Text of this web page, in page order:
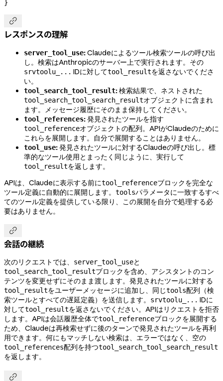
}

レスポンスの理解
server_tool_use:Claudeによるツール検索ツールの呼び出
し。検索はAnthropicのサーバー上で実行されます。その
srvtoolu_... IDに対してtool_resultを返さないでくださ
い。
tool_search_tool_result:検索結果で、ネストされた
tool_search_tool_search_resultオブジェクトに含まれ
ます。メッセージ履歴にそのまま保持してください。
tool_references:発見されたツールを指す
tool_referenceオブジェクトの配列。APIがClaudeのために
これらを展開します。自分で展開することはありません。
tool_use:発見されたツールに対するClaudeの呼び出し。標
準的なツール使用とまったく同じように、実行して
tool_resultを返します。
APIは、Claudeに表示する前にtool_referenceブロックを完全な
ツール定義に自動的に展開します。 toolsパラメータに一致するすべ
てのツール定義を提供している限り、この展開を自分で処理する必
要はありません。

会話の継続
次のリクエストでは、 server_tool_useと
tool_search_tool_resultブロックを含め、アシスタントのコン
テンツを変更せずにそのまま渡します。発見されたツールに対する
tool_resultをユーザーメッセージに追加し、同じtools配列（検
索ツールとすべての遅延定義）を送信します。
srvtoolu_... IDに
対してtool_resultを返さないでください。APIはリクエストを拒否
します。APIは会話履歴全体でtool_referenceブロックを展開する
ため、Claudeは再検索せずに後のターンで発見されたツールを再利
用できます。何にもマッチしない検索は、エラーではなく、空の
tool_references配列を持つtool_search_tool_search_result
を返します。
